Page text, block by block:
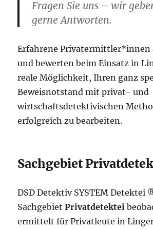
Fragen Sie uns – wir
gerne Antworten.
Erfahrene Privatermittler*innen
und bewerten beim Einsatz in
reale Möglichkeit, Ihren ganz
Beweisnotstand mit privat- und
wirtschaftsdetektivischen
erfolgreich zu bearbeiten.
Sachgebiet
DSD Detektiv SYSTEM Detektei
SachgebietPrivatdetektei
ermittelt für Privatleute in